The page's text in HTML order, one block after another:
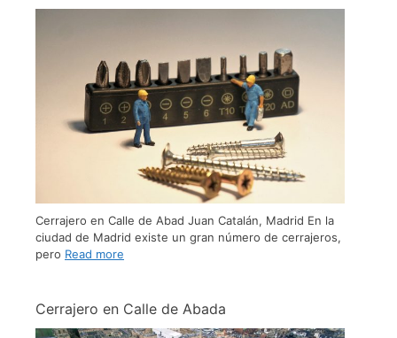
Cerrajero en Calle de Abad Juan Catalán, Madrid En la
ciudad de Madrid existe un gran número de cerrajeros,
pero Read more
Cerrajero en Calle de Abada